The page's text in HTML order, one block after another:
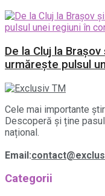
De la Cluj la
urmărește pulsul
Cele mai importante
Descoperă și ține
național.
Email:
Categorii